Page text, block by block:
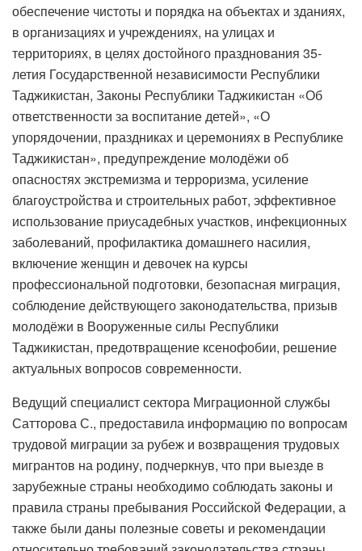
обеспечение чистоты и порядка на объектах и ​​зданиях,
в организациях и учреждениях, на улицах и
территориях, в целях достойного празднования 35-
летия Государственной независимости Республики
Таджикистан, Законы Республики Таджикистан «Об
ответственности за воспитание детей», «О
упорядочении, праздниках и церемониях в Республике
Таджикистан», предупреждение молодёжи об
опасностях экстремизма и терроризма, усиление
благоустройства и строительных работ, эффективное
использование приусадебных участков, инфекционных
заболеваний, профилактика домашнего насилия,
включение женщин и девочек на курсы
профессиональной подготовки, безопасная миграция,
соблюдение действующего законодательства, призыв
молодёжи в Вооруженные силы Республики
Таджикистан, предотвращение ксенофобии, решение
актуальных вопросов современности.
Ведущий специалист сектора Миграционной службы
Сатторова С., предоставила информацию по вопросам
трудовой миграции за рубеж и возвращения трудовых
мигрантов на родину, подчеркнув, что при выезде в
зарубежные страны необходимо соблюдать законы и
правила страны пребывания Российской Федерации, а
также были даны полезные советы и рекомендации